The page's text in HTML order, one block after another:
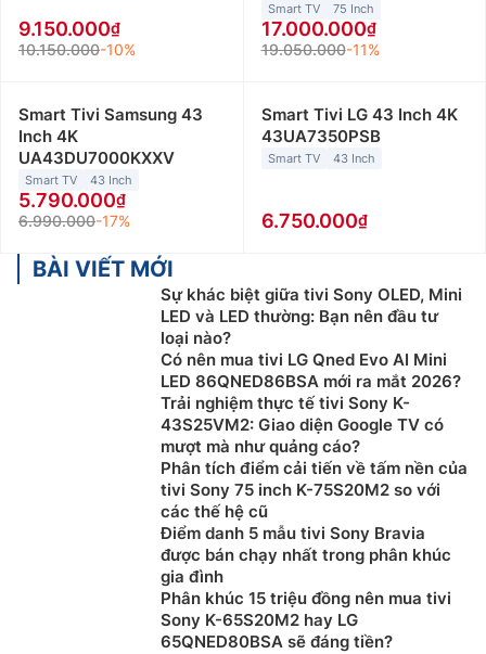
9.150.000
10.150.000-10%
Smart TV 75 Inch
17.000.000
19.050.000-11%
Smart Tivi Samsung 43
Inch 4K
UA43DU7000KXXV
Smart TV 43 Inch
5.790.000
6.990.000-17%
Smart Tivi LG 43 Inch 4K
43UA7350PSB
Smart TV 43 Inch
6.750.000
BÀI VIẾT MỚI
Sự khác biệt giữa tivi Sony OLED, Mini
LED và LED thường: Bạn nên đầu tư
loại nào?
Có nên mua tivi LG Qned Evo AI Mini
LED 86QNED86BSA mới ra mắt 2026?
Trải nghiệm thực tế tivi Sony K-
43S25VM2: Giao diện Google TV có
mượt mà như quảng cáo?
Phân tích điểm cải tiến về tấm nền của
tivi Sony 75 inch K-75S20M2 so với
các thế hệ cũ
Điểm danh 5 mẫu tivi Sony Bravia
được bán chạy nhất trong phân khúc
gia đình
Phân khúc 15 triệu đồng nên mua tivi
Sony K-65S20M2 hay LG
65QNED80BSA sẽ đáng tiền?